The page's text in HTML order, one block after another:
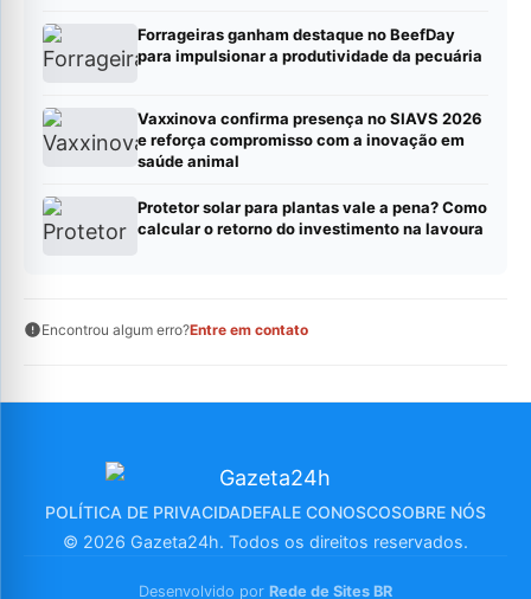
Forrageiras ganham destaque no BeefDay
para impulsionar a produtividade da pecuária
Vaxxinova confirma presença no SIAVS 2026
e reforça compromisso com a inovação em
saúde animal
Protetor solar para plantas vale a pena? Como
calcular o retorno do investimento na lavoura
Encontrou algum erro?Entre em contato
POLÍTICA DE PRIVACIDADEFALE CONOSCOSOBRE NÓS
© 2026 Gazeta24h. Todos os direitos reservados.
Desenvolvido por Rede de Sites BR